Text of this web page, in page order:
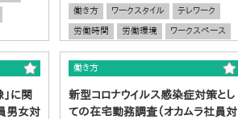
働き方 ワークスタイル
テレワーク
労働時間
労働環境
ワークスペース
中小企業
企業経営
」に関
男女対
働き方
新型コロナウイルス感染症対策とし
ての在宅勤務調査（オカムラ社員対